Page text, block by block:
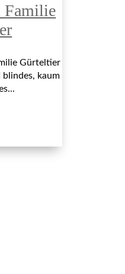
Familie
Gürteltier
blindes, kaum